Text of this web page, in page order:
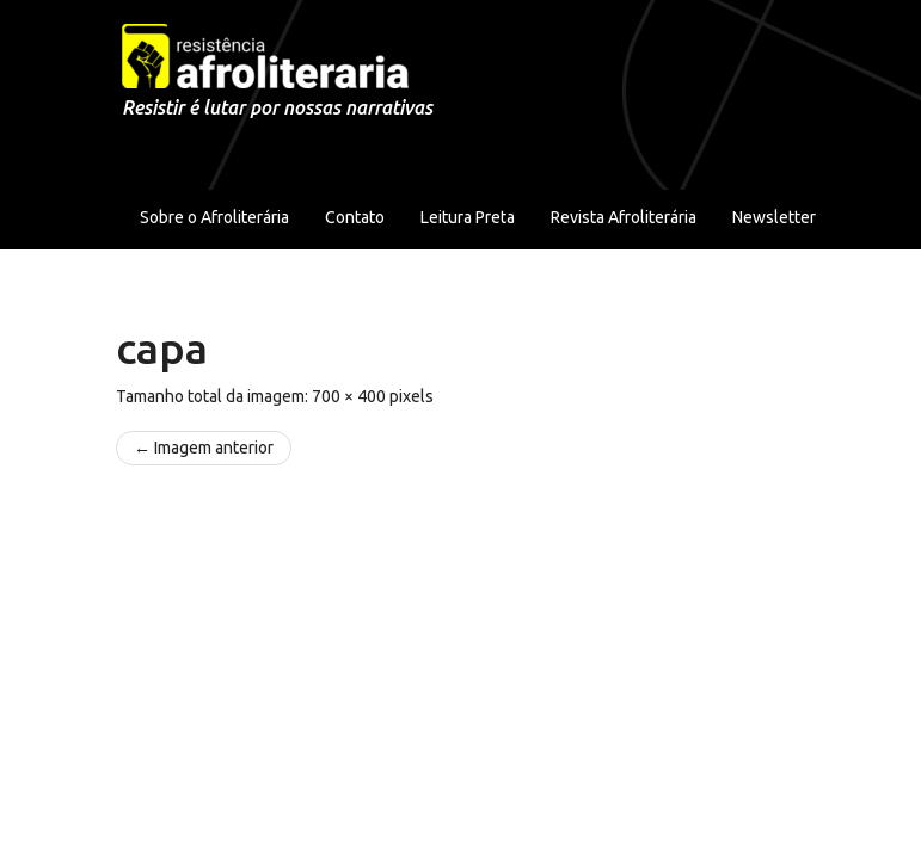
Pular para o conteúdo
Resistir é lutar por nossas narrativas
Sobre o Afroliterária Contato Leitura Preta Revista Afroliterária Newsletter
capa
Tamanho total da imagem: 700 × 400 pixels
← Imagem anterior